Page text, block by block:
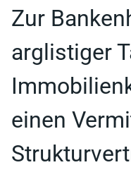
Zur
arglistiger
einen